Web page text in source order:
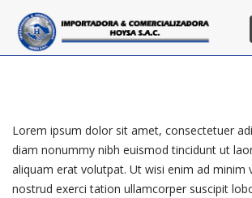
Lorem ipsum dolor sit amet, consectetuer
diam nonummy nibh euismod tincidunt ut
aliquam erat volutpat. Ut wisi enim ad minim
nostrud exerci tation ullamcorper suscipit